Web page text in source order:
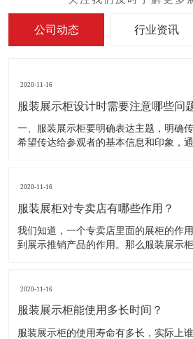
公司动态 行业资讯
2020-11-16
服装展示柜设计时需要注意哪些问
一、服装展示柜要明确表达主题，明确传达信息 主题
希望传达给参观者的基本信息和印象，
2020-11-16
服装展柜对专卖店有哪些作用？
我们知道，一个专卖店里面的展柜的作
到展示推销产品的作用。那么服装展示
陈列展示商品。把商品的风采展现在消
2020-11-16
服装展示柜能使用多长时间？
服装展示柜的使用寿命有多长，实际上